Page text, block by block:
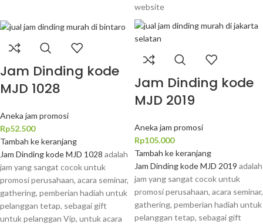
website
Jam Dinding kode
MJD 1028
Aneka jam promosi
Rp52.500
Tambah ke keranjang
Jam Dinding kode MJD 1028 adalah
jam yang sangat cocok untuk
promosi perusahaan, acara seminar,
gathering, pemberian hadiah untuk
pelanggan tetap, sebagai gift
untuk pelanggan Vip, untuk acara
Jam Dinding kode
MJD 2019
Aneka jam promosi
Rp105.000
Tambah ke keranjang
Jam Dinding kode MJD 2019 adalah
jam yang sangat cocok untuk
promosi perusahaan, acara seminar,
gathering, pemberian hadiah untuk
pelanggan tetap, sebagai gift